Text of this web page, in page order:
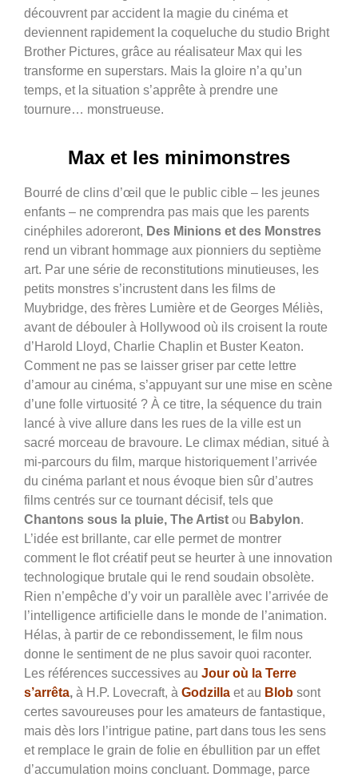
découvrent par accident la magie du cinéma et
deviennent rapidement la coqueluche du studio Bright
Brother Pictures, grâce au réalisateur Max qui les
transforme en superstars. Mais la gloire n’a qu’un
temps, et la situation s’apprête à prendre une
tournure… monstrueuse.
Max et les minimonstres
Bourré de clins d’œil que le public cible – les jeunes
enfants – ne comprendra pas mais que les parents
cinéphiles adoreront, Des Minions et des Monstres
rend un vibrant hommage aux pionniers du septième
art. Par une série de reconstitutions minutieuses, les
petits monstres s’incrustent dans les films de
Muybridge, des frères Lumière et de Georges Méliès,
avant de débouler à Hollywood où ils croisent la route
d’Harold Lloyd, Charlie Chaplin et Buster Keaton.
Comment ne pas se laisser griser par cette lettre
d’amour au cinéma, s’appuyant sur une mise en scène
d’une folle virtuosité ? À ce titre, la séquence du train
lancé à vive allure dans les rues de la ville est un
sacré morceau de bravoure. Le climax médian, situé à
mi-parcours du film, marque historiquement l’arrivée
du cinéma parlant et nous évoque bien sûr d’autres
films centrés sur ce tournant décisif, tels que
Chantons sous la pluie, The Artist ou Babylon.
L’idée est brillante, car elle permet de montrer
comment le flot créatif peut se heurter à une innovation
technologique brutale qui le rend soudain obsolète.
Rien n’empêche d’y voir un parallèle avec l’arrivée de
l’intelligence artificielle dans le monde de l’animation.
Hélas, à partir de ce rebondissement, le film nous
donne le sentiment de ne plus savoir quoi raconter.
Les références successives au Jour où la Terre
s’arrêta, à H.P. Lovecraft, à Godzilla et au Blob sont
certes savoureuses pour les amateurs de fantastique,
mais dès lors l’intrigue patine, part dans tous les sens
et remplace le grain de folie en ébullition par un effet
d’accumulation moins concluant. Dommage, parce